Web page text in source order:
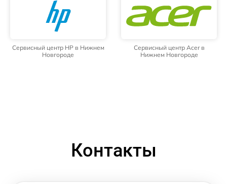
Сервисный центр HP в Нижнем
Новгороде
Сервисный центр Acer в
Нижнем Новгороде
Контакты